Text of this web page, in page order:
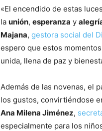
«El encendido de estas
la unión, esperanza y
Majana, gestora social del
espero que estos
unida, llena de paz y
Además de las novenas, el
los gustos, convirtiéndose
Ana Milena Jiménez,
especialmente para los